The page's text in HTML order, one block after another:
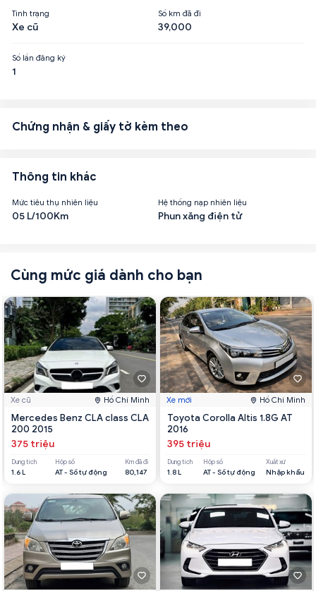
Tình trạng
Xe cũ
Số km đã đi
39,000
Số lần đăng ký
1
Chứng nhận & giấy tờ kèm theo
Thông tin khác
Mức tiêu thụ nhiên liệu
05 L/100Km
Hệ thống nạp nhiên liệu
Phun xăng điện tử
Cùng mức giá dành cho bạn
Xe cũ Hồ Chí Minh
Mercedes Benz CLA class CLA
200 2015
375 triệu
Dung tích
1.6 L
Hộp số
AT - Số tự động
Km đã đi
80,147
Xe mới Hồ Chí Minh
Toyota Corolla Altis 1.8G AT
2016
395 triệu
Dung tích
1.8 L
Hộp số
AT - Số tự động
Xuất xứ
Nhập khẩu